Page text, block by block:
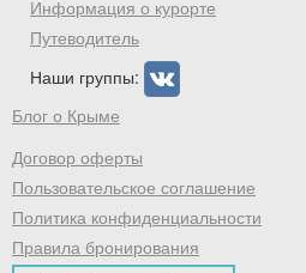
Информация о курорте
Путеводитель
Наши группы:
Блог о Крыме
Договор оферты
Пользовательское соглашение
Политика конфиденциальности
Правила бронирования
Хочешь дешевле? Оставь
промокод на первое